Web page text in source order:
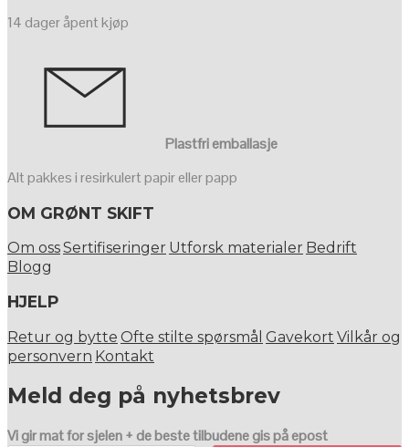
14 dager åpent kjøp
Plastfri emballasje
Alt pakkes i resirkulert papir eller papp
OM GRØNT SKIFT
Om ossSertifiseringer Utforsk materialer Bedrift
Blogg
HJELP
Retur og bytte Ofte stilte spørsmål Gavekort Vilkår og
personvern Kontakt
Meld deg på nyhetsbrev
Vi gir mat for sjelen + de beste tilbudene gis på epost